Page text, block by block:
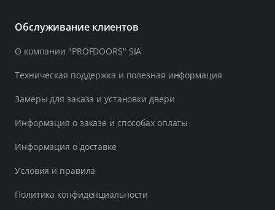
Обслуживание клиентов
О компании "PROFDOORS" SIA
Техническая поддержка и полезная информация
Замеры для заказа и установки двери
Информация о заказе и способах оплаты
Информация о доставке
Условия и правила
Политика конфиденциальности